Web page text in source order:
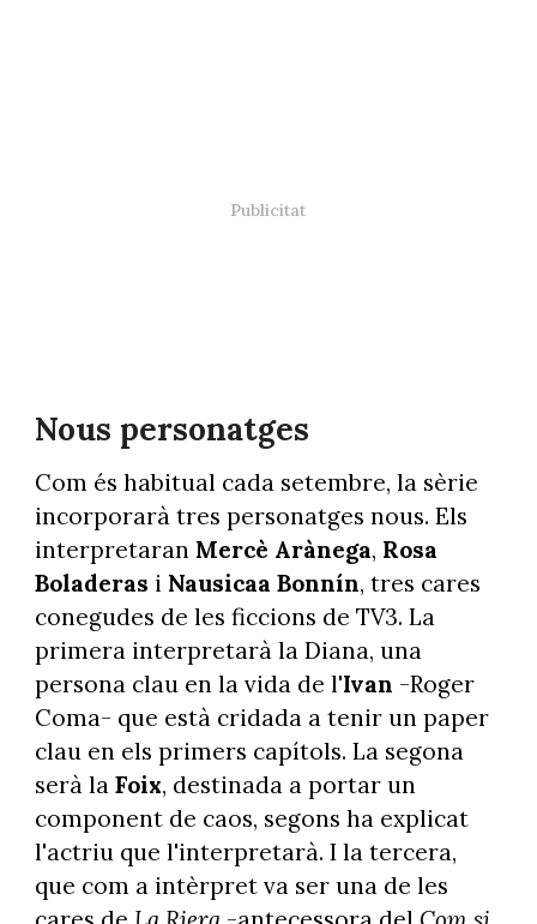
Nous personatges
Com és habitual cada setembre, la sèrie
incorporarà tres personatges nous. Els
interpretaran Mercè Arànega, Rosa
Boladeras i Nausicaa Bonnín, tres cares
conegudes de les ficcions de TV3. La
primera interpretarà la Diana, una
persona clau en la vida de l'Ivan -Roger
Coma- que està cridada a tenir un paper
clau en els primers capítols. La segona
serà la Foix, destinada a portar un
component de caos, segons ha explicat
l'actriu que l'interpretarà. I la tercera,
que com a intèrpret va ser una de les